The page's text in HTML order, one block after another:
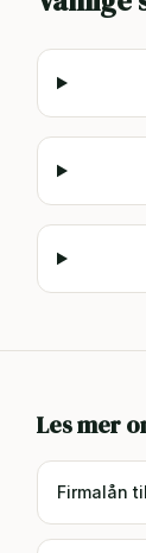
Les mer
Firmalån